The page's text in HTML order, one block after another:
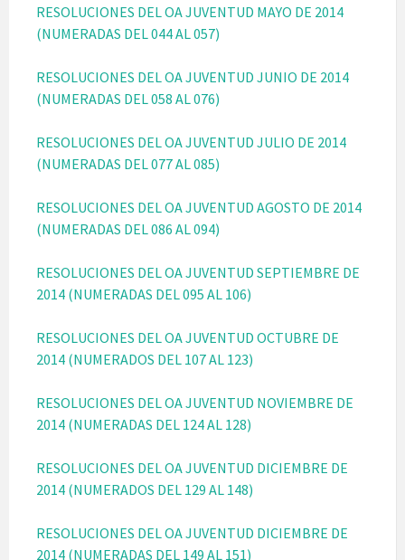
RESOLUCIONES DEL OA JUVENTUD MAYO DE 2014
(NUMERADAS DEL 044 AL 057)
RESOLUCIONES DEL OA JUVENTUD JUNIO DE 2014
(NUMERADAS DEL 058 AL 076)
RESOLUCIONES DEL OA JUVENTUD JULIO DE 2014
(NUMERADAS DEL 077 AL 085)
RESOLUCIONES DEL OA JUVENTUD AGOSTO DE 2014
(NUMERADAS DEL 086 AL 094)
RESOLUCIONES DEL OA JUVENTUD SEPTIEMBRE DE
2014 (NUMERADAS DEL 095 AL 106)
RESOLUCIONES DEL OA JUVENTUD OCTUBRE DE
2014 (NUMERADOS DEL 107 AL 123)
RESOLUCIONES DEL OA JUVENTUD NOVIEMBRE DE
2014 (NUMERADAS DEL 124 AL 128)
RESOLUCIONES DEL OA JUVENTUD DICIEMBRE DE
2014 (NUMERADOS DEL 129 AL 148)
RESOLUCIONES DEL OA JUVENTUD DICIEMBRE DE
2014 (NUMERADAS DEL 149 AL 151)